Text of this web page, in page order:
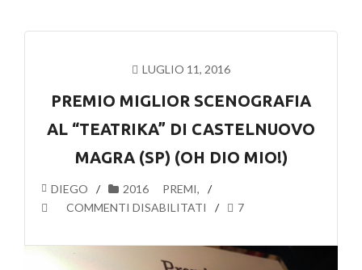
LUGLIO 11, 2016
PREMIO MIGLIOR SCENOGRAFIA
AL “TEATRIKA” DI CASTELNUOVO
MAGRA (SP) (OH DIO MIO!)
DIEGO 2016 ,
PREMI
COMMENTI DISABILITATI
SU
MIGLIOR
7